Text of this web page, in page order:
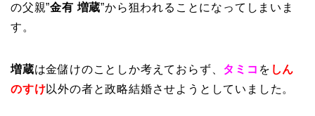
の父親”金有 増蔵”から狙われることになってしまいま
す。
増蔵は金儲けのことしか考えておらず、 タミコ を しん
のすけ以外の者と政略結婚させようとしていました。